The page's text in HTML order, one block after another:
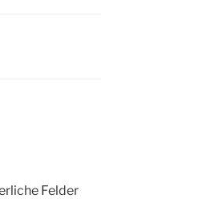
Felder